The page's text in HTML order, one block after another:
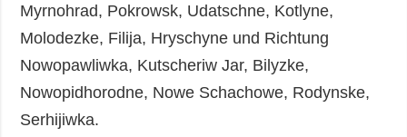
Myrnohrad, Pokrowsk, Udatschne, Kotlyne,
Molodezke, Filija, Hryschyne und Richtung
Nowopawliwka, Kutscheriw Jar, Bilyzke,
Nowopidhorodne, Nowe Schachowe, Rodynske,
Serhijiwka.